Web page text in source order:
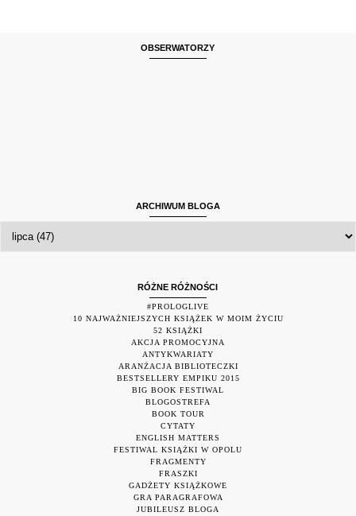
OBSERWATORZY
ARCHIWUM BLOGA
RÓŻNE RÓŻNOŚCI
#PROLOGLIVE
10 NAJWAŻNIEJSZYCH KSIĄŻEK W MOIM ŻYCIU
52 KSIĄŻKI
AKCJA PROMOCYJNA
ANTYKWARIATY
ARANŻACJA BIBLIOTECZKI
BESTSELLERY EMPIKU 2015
BIG BOOK FESTIWAL
BLOGOSTREFA
BOOK TOUR
CYTATY
ENGLISH MATTERS
FESTIWAL KSIĄŻKI W OPOLU
FRAGMENTY
FRASZKI
GADŻETY KSIĄŻKOWE
GRA PARAGRAFOWA
JUBILEUSZ BLOGA